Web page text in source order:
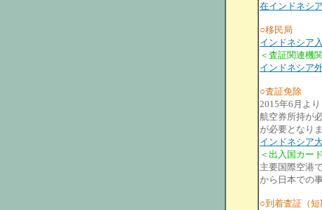
在インドネシ
○移民局
インドネシア
＜査証関連機
インドネシア
○査証免除
2015年6月よ
航空券所持が
が必要となりま
インドネシア
＜出入国カー
主要国際空港
から日本での
○到着査証（短